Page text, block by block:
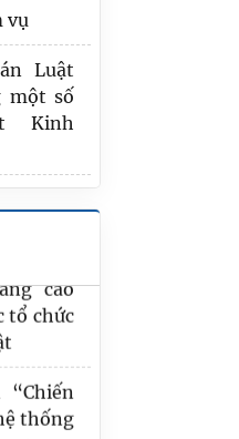
vụ
Luật
một số
Kinh
trắc
Quyết
công
về
pháp
chất
luật
cao
tổ chức
thống
trong